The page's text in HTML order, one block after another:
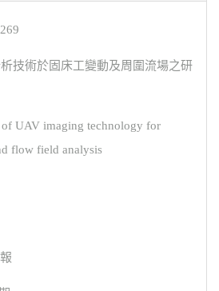
技術於固床工變動及周圍流場之研
UAV imaging technology for
flow field analysis